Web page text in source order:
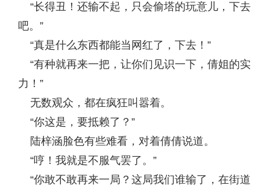
“长得丑！还输不起，只会偷塔的玩意儿，下去
吧。”
“真是什么东西都能当网红了，下去！”
“有种就再来一把，让你们见识一下，倩姐的实
力！”
无数观众，都在疯狂叫嚣着。
“你这是，要抵赖了？”
陆梓涵脸色有些难看，对着倩倩说道。
“哼！我就是不服气罢了。”
“你敢不敢再来一局？这局我们谁输了，在街道